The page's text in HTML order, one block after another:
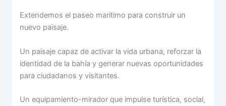
Extendemos el paseo marítimo para construir un
nuevo paisaje.
Un paisaje capaz de activar la vida urbana, reforzar la
identidad de la bahía y generar nuevas oportunidades
para ciudadanos y visitantes.
Un equipamiento-mirador que impulse turística, social,